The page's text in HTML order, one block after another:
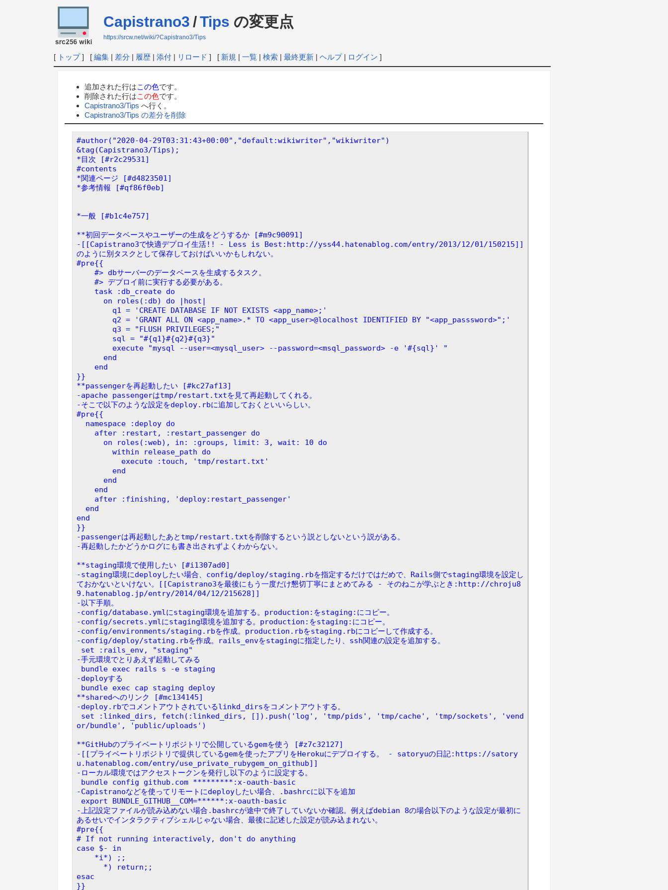
Capistrano3 /Tips の変更点
https://srcw.net/wiki/?Capistrano3/Tips
[ トップ] [ 編集| 差分 | 履歴| 添付| リロード ] [ 新規 | 一覧| 検索| 最終更新| ヘルプ| ログイン ]
追加された行はこの色です。
削除された行はこの色です。
Capistrano3/Tips へ行く。
Capistrano3/Tips の差分を削除
#author("2020-04-29T03:31:43+00:00","default:wikiwriter","wikiwriter")
&tag(Capistrano3/Tips);
*目次 [#r2c29531]
#contents
*関連ページ [#d4823501]
*参考情報 [#qf86f0eb]
*一般 [#b1c4e757]
**初回データベースやユーザーの生成をどうするか [#m9c90091]
-[[Capistrano3で快適デプロイ生活!! - Less is Best:http://yss44.hatenablog.com/entry/2013/12/01/150215]]
のように別タスクとして保存しておけばいいかもしれない。
#pre{{
    #> dbサーバーのデータベースを生成するタスク。
    #> デプロイ前に実行する必要がある。
    task :db_create do
      on roles(:db) do |host|
        q1 = 'CREATE DATABASE IF NOT EXISTS <app_name>;'
        q2 = 'GRANT ALL ON <app_name>.* TO <app_user>@localhost IDENTIFIED BY "<app_passsword>";'
        q3 = "FLUSH PRIVILEGES;"
        sql = "#{q1}#{q2}#{q3}"
        execute "mysql --user=<mysql_user> --password=<msql_password> -e '#{sql}' "
      end
    end
}}
**passengerを再起動したい [#kc27af13]
-apache passengerはtmp/restart.txtを見て再起動してくれる。
-そこで以下のような設定をdeploy.rbに追加しておくといいらしい。
#pre{{
  namespace :deploy do
    after :restart, :restart_passenger do
      on roles(:web), in: :groups, limit: 3, wait: 10 do
	within release_path do
          execute :touch, 'tmp/restart.txt'
	end
      end
    end
    after :finishing, 'deploy:restart_passenger'
  end
end
}}
-passengerは再起動したあとtmp/restart.txtを削除するという説としないという説がある。
-再起動したかどうかログにも書き出されずよくわからない。
**staging環境で使用したい [#i1307ad0]
-staging環境にdeployしたい場合、config/deploy/staging.rbを指定するだけではだめで、Rails側でstaging環境を設定し
ておかないといけない。[[Capistrano3を最後にもう一度だけ懇切丁寧にまとめてみる - そのねこが学ぶとき:http://chroju8
9.hatenablog.jp/entry/2014/04/12/215628]]
-以下手順。
-config/database.ymlにstaging環境を追加する。production:をstaging:にコピー。
-config/secrets.ymlにstaging環境を追加する。production:をstaging:にコピー。
-config/environments/staging.rbを作成。production.rbをstaging.rbにコピーして作成する。
-config/deploy/stating.rbを作成。rails_envをstagingに指定したり、ssh関連の設定を追加する。
set :rails_env, "staging"
-手元環境でとりあえず起動してみる
bundle exec rails s -e staging
-deployする
bundle exec cap staging deploy
**sharedへのリンク [#mc134145]
-deploy.rbでコメントアウトされているlinkd_dirsをコメントアウトする。
or/bundle', 'public/uploads')
**GitHubのプライベートリポジトリで公開しているgemを使う [#z7c32127]
-[[プライベートリポジトリで提供しているgemを使ったアプリをHerokuにデプロイする。 - satoryuの日記:https://satory
u.hatenablog.com/entry/use_private_rubygem_on_github]]
-ローカル環境ではアクセストークンを発行し以下のように設定する。
bundle config github.com *********:x-oauth-basic
-Capistranoなどを使ってリモートにdeployしたい場合、.bashrcに以下を追加
export BUNDLE_GITHUB__COM=******:x-oauth-basic
-上記設定ファイルが読み込めない場合.bashrcが途中で終了していないか確認。例えばdebian 8の場合以下のような設定が最初に
あるせいでインタラクティブシェルじゃない場合、最後に記述した設定が読み込まれない。
#pre{{
# If not running interactively, don't do anything
case $- in
    *i*) ;;
      *) return;;
esac
}}